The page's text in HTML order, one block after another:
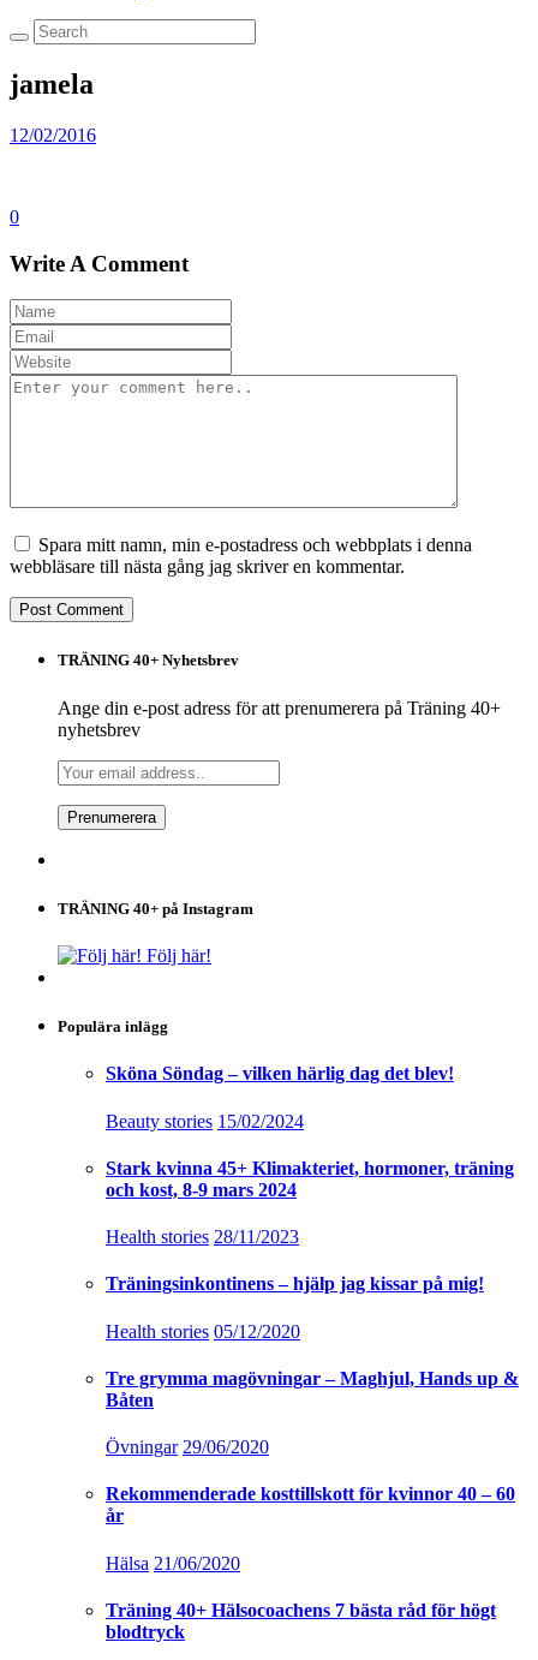
jamela
12/02/2016
0
Write A Comment
Spara mitt namn, min e-postadress och webbplats i denna
webbläsare till nästa gång jag skriver en kommentar.
TRÄNING 40+ Nyhetsbrev
Ange din e-post adress för att prenumerera på Träning 40+
nyhetsbrev
TRÄNING 40+ på Instagram
Följ här!
Populära inlägg
Sköna Söndag – vilken härlig dag det blev!
Beauty stories 15/02/2024
Stark kvinna 45+ Klimakteriet, hormoner, träning
och kost, 8-9 mars 2024
Health stories 28/11/2023
Träningsinkontinens – hjälp jag kissar på mig!
Health stories 05/12/2020
Tre grymma magövningar – Maghjul, Hands up &
Båten
Övningar 29/06/2020
Rekommenderade kosttillskott för kvinnor 40 – 60
år
Hälsa 21/06/2020
Träning 40+ Hälsocoachens 7 bästa råd för högt
blodtryck